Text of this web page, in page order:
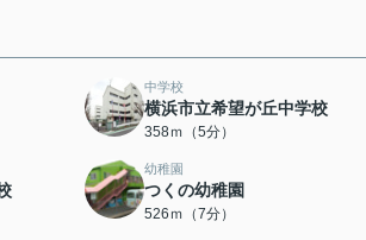
中学校
横浜市立希望が丘中学校
358ｍ（5分）
幼稚園
つくの幼稚園
526ｍ（7分）